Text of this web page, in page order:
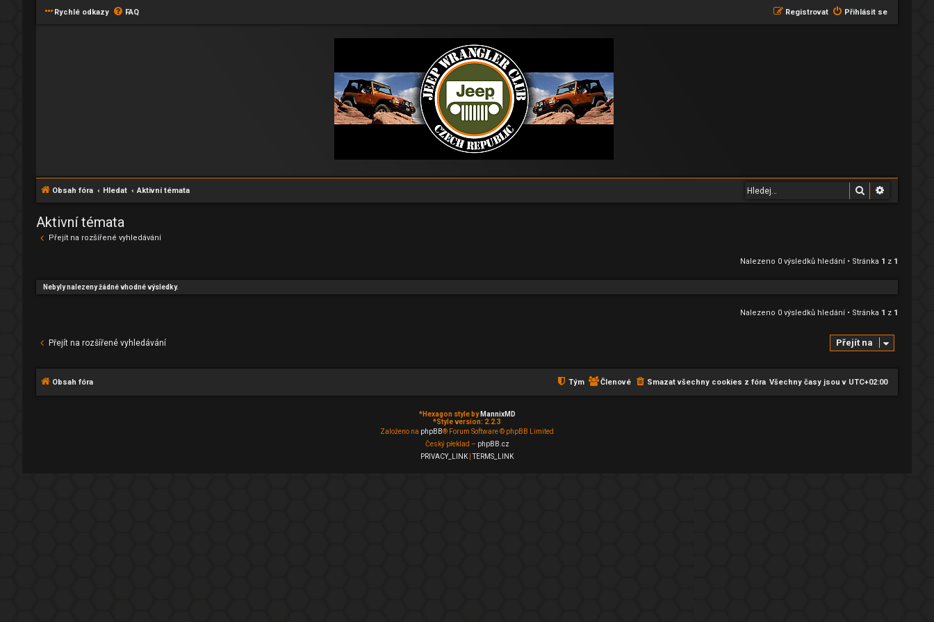
Rychlé odkazy FAQ Přihlásit se
Registrovat
Obsah fóra Hledat Aktivní témata Hledat
Aktivní témata
Přejít na rozšířené vyhledávání
Nalezeno 0 výsledků hledání • Stránka 1 z 1
Nebyly nalezeny žádné vhodné výsledky.
Nalezeno 0 výsledků hledání • Stránka 1 z 1
Přejít na rozšířené vyhledávání Přejít na
Obsah fóra Všechny časy jsou v UTC+02:00
Smazat všechny cookies z fóra
Členové
Tým
*Hexagon style by MannixMD
*Style version: 2.2.3
Založeno na phpBB® Forum Software © phpBB Limited
Český překlad – phpBB.cz
PRIVACY_LINK |TERMS_LINK